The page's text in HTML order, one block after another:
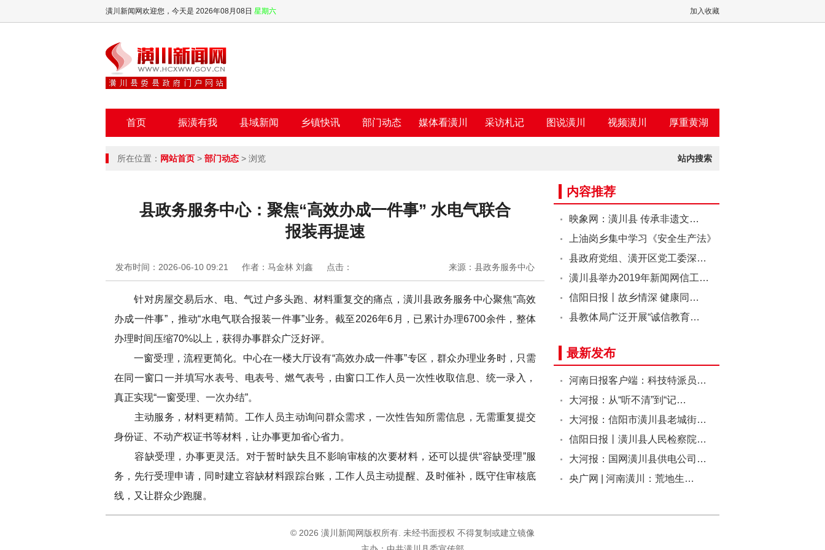
加入收藏
潢川新闻网欢迎您， 今天是 2026年08月08日 星期六
首页 振潢有我 县域新闻 乡镇快讯 部门动态 媒体看潢川 采访札记 图说潢川 视频潢川 厚重黄湖
站内搜索
所在位置： 网站首页 > 部门动态 > 浏览
县政务服务中心：聚焦“高效办成一件事” 水电气联合
报装再提速
来源：县政务服务中心
发布时间：2026-06-10 09:21 作者：马金林 刘鑫 点击：
针对房屋交易后水、电、气过户多头跑、材料重复交的痛点，潢川县政务服务中心聚焦“高效
办成一件事”，推动“水电气联合报装一件事”业务。截至2026年6月，已累计办理6700余件，整体
办理时间压缩70%以上，获得办事群众广泛好评。
一窗受理，流程更简化。中心在一楼大厅设有“高效办成一件事”专区，群众办理业务时，只需
在同一窗口一并填写水表号、电表号、燃气表号，由窗口工作人员一次性收取信息、统一录入，
真正实现“一窗受理、一次办结”。
主动服务，材料更精简。工作人员主动询问群众需求，一次性告知所需信息，无需重复提交
身份证、不动产权证书等材料，让办事更加省心省力。
容缺受理，办事更灵活。对于暂时缺失且不影响审核的次要材料，还可以提供“容缺受理”服
务，先行受理申请，同时建立容缺材料跟踪台账，工作人员主动提醒、及时催补，既守住审核底
线，又让群众少跑腿。
内容推荐
映象网：潢川县 传承非遗文…
上油岗乡集中学习《安全生产法》
县政府党组、潢开区党工委深…
潢川县举办2019年新闻网信工…
信阳日报丨故乡情深 健康同…
县教体局广泛开展“诚信教育…
最新发布
河南日报客户端：科技特派员…
大河报：从“听不清”到“记…
大河报：信阳市潢川县老城街…
信阳日报丨潢川县人民检察院…
大河报：国网潢川县供电公司…
央广网 | 河南潢川：荒地生…
© 2026 潢川新闻网版权所有. 未经书面授权 不得复制或建立镜像